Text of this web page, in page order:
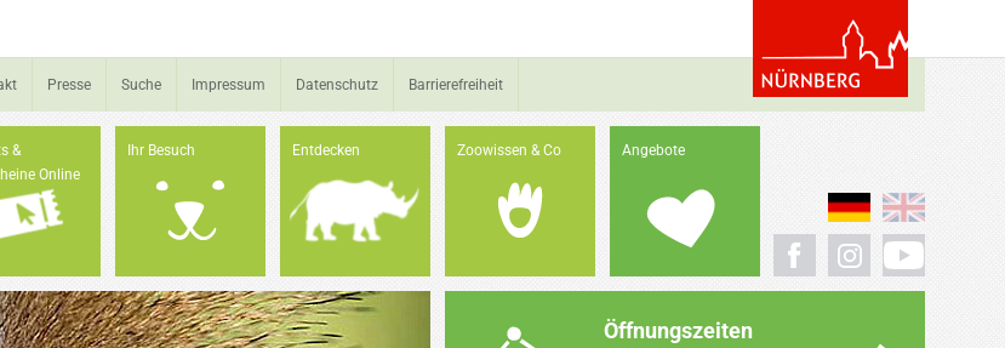
&
Online
Ihr Besuch Entdecken Zoowissen & Co Angebote
Presse Suche Impressum Datenschutz Barrierefreiheit
Öffnungszeiten